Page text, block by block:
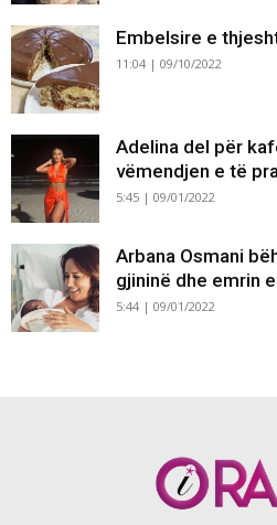
Embelsire e
11:04 | 09/10/2022
Adelina del për
vëmendjen e të
5:45 | 09/01/2022
Arbana Osmani
gjininë dhe emrin
5:44 | 09/01/2022